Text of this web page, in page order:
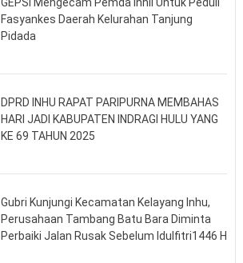
Fasyankes Daerah Kelurahan Tanjung
Pidada
DPRD INHU RAPAT PARIPURNA MEMBAHAS
HARI JADI KABUPATEN INDRAGI HULU YANG
KE 69 TAHUN 2025
Gubri Kunjungi Kecamatan Kelayang Inhu,
Perusahaan Tambang Batu Bara Diminta
Perbaiki Jalan Rusak Sebelum Idulfitri1446 H